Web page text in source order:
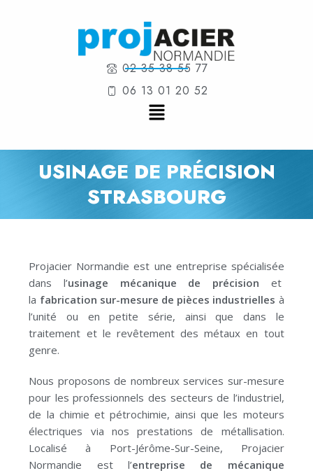
02 35 38 55 77
06 13 01 20 52
USINAGE DE PRÉCISION
STRASBOURG
Projacier Normandie est une entreprise spécialisée
dans l’usinage mécanique de précision et
la fabrication sur-mesure de pièces industrielles à
l’unité ou en petite série, ainsi que dans le
traitement et le revêtement des métaux en tout
genre.
Nous proposons de nombreux services sur-mesure
pour les professionnels des secteurs de l’industriel,
de la chimie et pétrochimie, ainsi que les moteurs
électriques via nos prestations de métallisation.
Localisé à Port-Jérôme-Sur-Seine, Projacier
Normandie est l’entreprise de mécanique